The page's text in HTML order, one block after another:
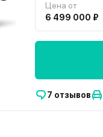
Цена от
6 499 000 ₽
7 отзывов